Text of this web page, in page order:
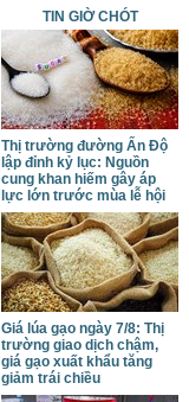
TIN GIỜ CHÓT
Thị trường đường Ấn Độ
lập đỉnh kỷ lục: Nguồn
cung khan hiếm gây áp
lực lớn trước mùa lễ hội
Giá lúa gạo ngày 7/8: Thị
trường giao dịch chậm,
giá gạo xuất khẩu tăng
giảm trái chiều